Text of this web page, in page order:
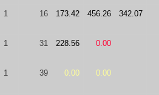
1 16 173.42 456.26 342.07
1 31 228.56 0.00
1 39 0.00 0.00